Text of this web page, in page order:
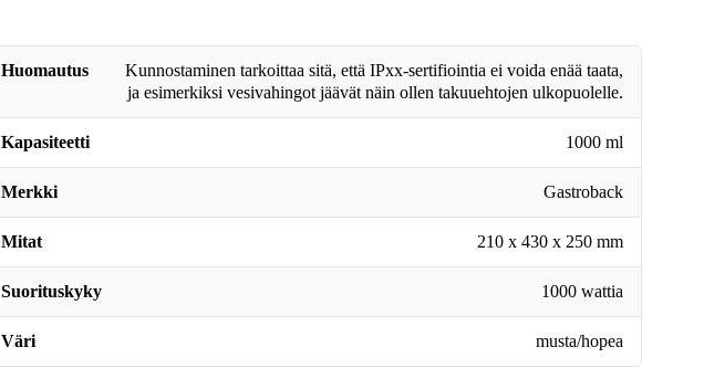
Huomautus
Kunnostaminen tarkoittaa sitä, että IPxx-sertifiointia ei voida enää taata,
ja esimerkiksi vesivahingot jäävät näin ollen takuuehtojen ulkopuolelle.
Kapasiteetti 1000 ml
Merkki Gastroback
Mitat 210 x 430 x 250 mm
Suorituskyky 1000 wattia
Väri musta/hopea